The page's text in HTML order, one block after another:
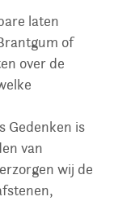
laten
of
over de
Gedenken is
van
wij de